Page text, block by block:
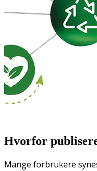
Hvorfor
Mange forbrukere